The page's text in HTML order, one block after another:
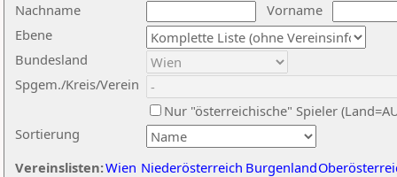
Nachname
Vorname
Ebene
Sortierung
Bundesland
Spgem./Kreis/Verein
Nur "österreichische" Spieler
Vereinslisten:Wien Niederösterreich Burgenland